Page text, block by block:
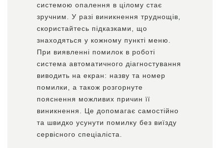
системою опалення в цілому стає
зручним. У разі виникнення труднощів,
скористайтесь підказками, що
знаходяться у кожному пункті меню.
При виявленні помилок в роботі
система автоматичного діагностування
виводить на екран: назву та номер
помилки, а також розгорнуте
пояснення можливих причин її
виникнення. Це допомагає самостійно
та швидко усунути помилку без виїзду
сервісного спеціаліста.